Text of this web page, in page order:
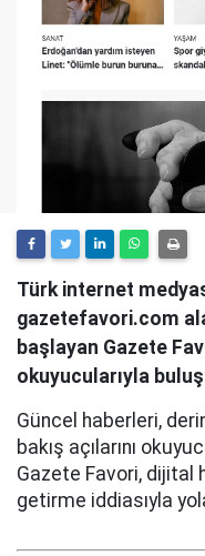
Türk internet
gazetefavori.com
başlayan Gazete
okuyucularıyla
Güncel haberleri,
bakış açılarını
Gazete Favori, dijital
getirme iddiasıyla